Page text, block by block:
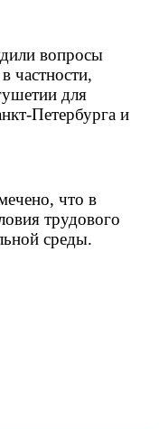
вопросы
частности,
для
Петербурга и
что в
трудового
среды.